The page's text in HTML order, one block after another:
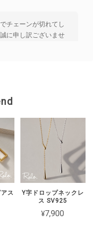
チェーンが切れてし
に申し訳ございませ
合わせよりご連絡い
フトラッピング ivory
彼女とお揃いで買ったの
ス
Y字ドロップネックレ
ス SV925
¥7,900